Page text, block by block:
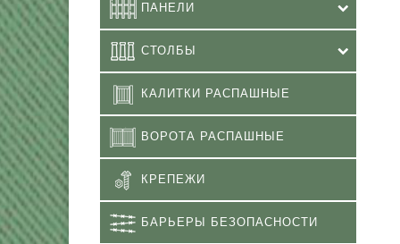
ПАНЕЛИ
СТОЛБЫ
КАЛИТКИ РАСПАШНЫЕ
ВОРОТА РАСПАШНЫЕ
КРЕПЕЖИ
БАРЬЕРЫ БЕЗОПАСНОСТИ